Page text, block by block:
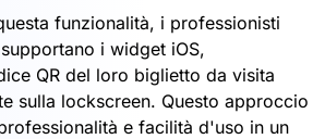
funzionalità, i professionisti
i widget iOS,
QR del loro biglietto da visita
sulla lockscreen. Questo approccio
e facilità d'uso in un